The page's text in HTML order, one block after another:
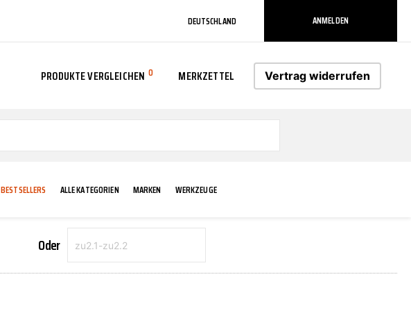
DEUTSCHLAND ANMELDEN
PRODUKTE VERGLEICHEN 0 MERKZETTEL Vertrag widerrufen
BESTSELLERS ALLE KATEGORIEN MARKEN WERKZEUGE
VERBREITERUNG
ELEKTRIK
TECHNIK & WARTUNG
AS-PL
Oder